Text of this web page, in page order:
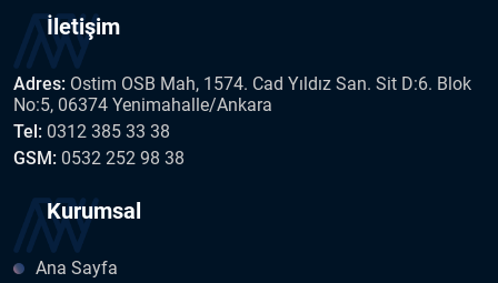
İletişim
Adres: Ostim OSB Mah, 1574. Cad Yıldız San. Sit D:6. Blok
No:5, 06374 Yenimahalle/Ankara
Tel: 0312 385 33 38
GSM: 0532 252 98 38
Kurumsal
Ana Sayfa